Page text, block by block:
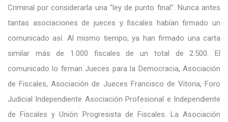
Criminal por considerarla una "ley de punto final". Nunca antes
tantas asociaciones de jueces y fiscales habían firmado un
comunicado así. Al mismo tiempo, ya han firmado una carta
similar más de 1.000 fiscales de un total de 2.500. El
comunicado lo firman Jueces para la Democracia, Asociación
de Fiscales, Asociación de Jueces Francisco de Vitoria, Foro
Judicial Independiente Asociación Profesional e Independiente
de Fiscales y Unión Progresista de Fiscales. La Asociación